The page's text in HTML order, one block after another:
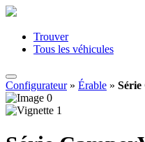
Trouver
Tous les véhicules
Configurateur» Érable »